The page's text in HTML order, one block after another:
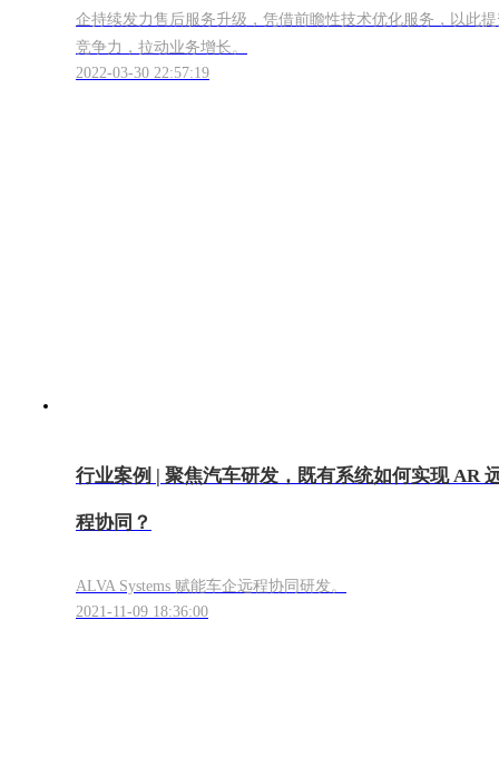
企持续发力售后服务升级，凭借前瞻性技术优化服务，以此
竞争力，拉动业务增长。
2022-03-30 22:57:19
行业案例 | 聚焦汽车研发，既有系统如何实现 AR
程协同？
​ALVA Systems 赋能车企远程协同研发。
2021-11-09 18:36:00